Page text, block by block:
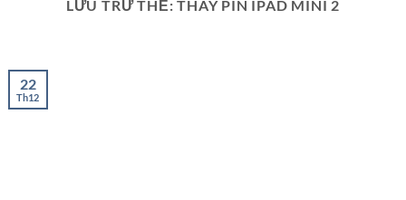
LƯU TRỮ THẺ:THAY PIN IPAD MINI 2
22
Th12